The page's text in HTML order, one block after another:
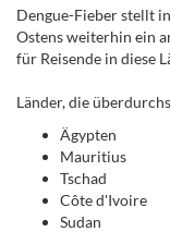
Dengue-Fieber stellt
Ostens weiterhin ein
für Reisende in diese
Länder, die
Ägypten
Mauritius
Tschad
Côte d'Ivoire
Sudan